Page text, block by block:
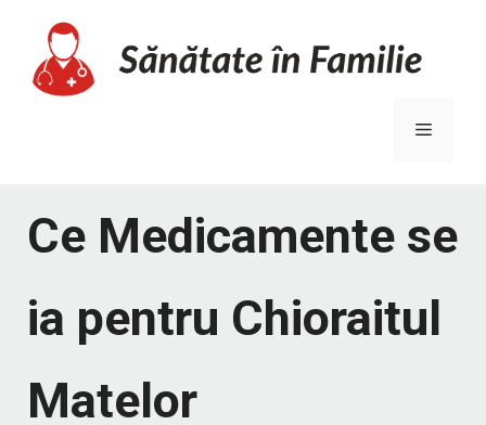
conținut
Meniu
Ce Medicamente se
ia pentru Chioraitul
Matelor